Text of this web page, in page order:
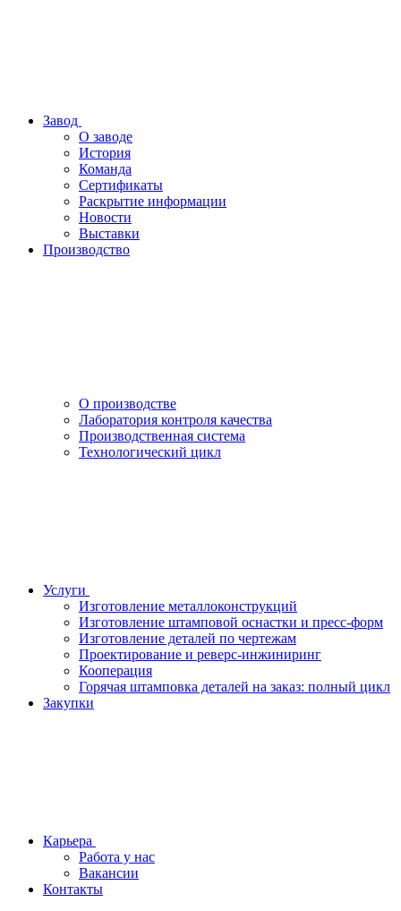
Завод
О заводе
История
Команда
Сертификаты
Раскрытие информации
Новости
Выставки
Производство
О производстве
Лаборатория контроля качества
Производственная система
Технологический цикл
Услуги
Изготовление металлоконструкций
Изготовление штамповой оснастки и пресс-форм
Изготовление деталей по чертежам
Проектирование и реверс-инжиниринг
Кооперация
Горячая штамповка деталей на заказ: полный цикл
Закупки
Карьера
Работа у нас
Вакансии
Контакты